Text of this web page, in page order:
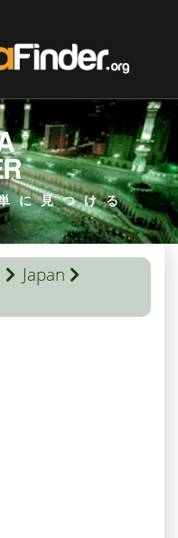
に見つける
Japan